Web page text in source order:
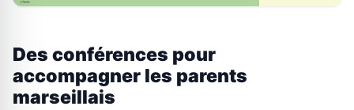
Des conférences pour
accompagner les parents
marseillais